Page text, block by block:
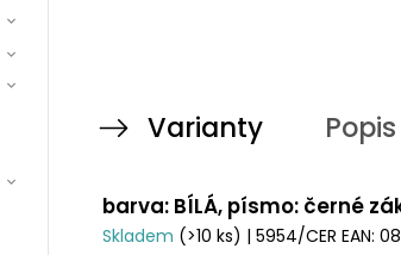
Varianty Popis
barva: BÍLÁ, písmo: černé
Skladem (>10 ks) | 5954/CER EAN: